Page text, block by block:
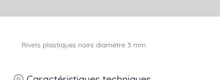
Rivets plastiques noirs diamètre 3 mm